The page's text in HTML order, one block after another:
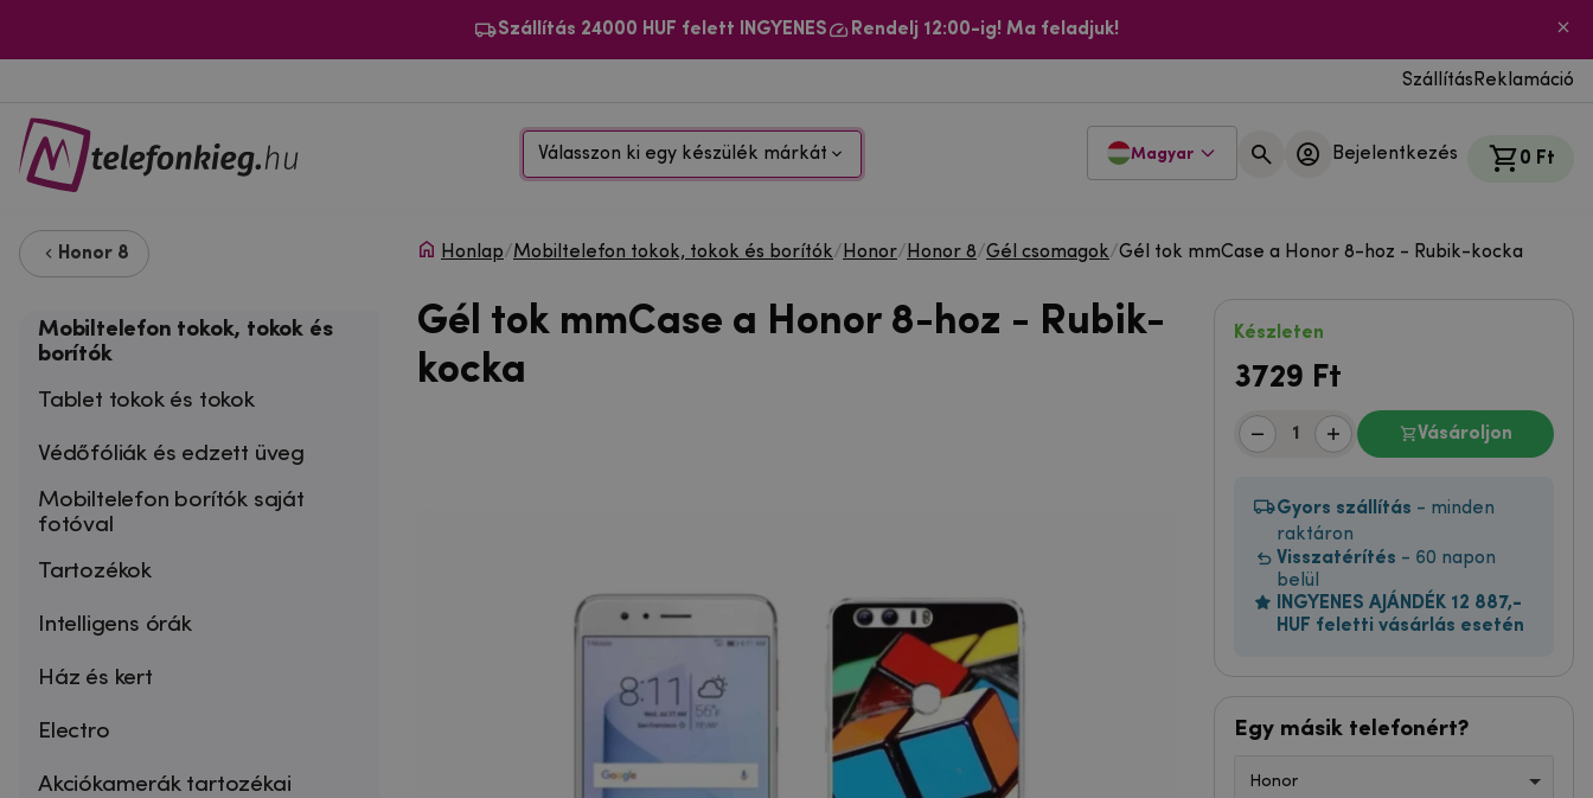
Szállítás 24000 HUF felett INGYENES Rendelj 12:00-ig! Ma feladjuk!
Szállítás Reklamáció
Válasszon ki egy készülék márkát Magyar Bejelentkezés 0 Ft
Honor 8
Mobiltelefon tokok, tokok és
borítók
Tablet tokok és tokok
Védőfóliák és edzett üveg
Mobiltelefon borítók saját
fotóval
Tartozékok
Intelligens órák
Ház és kert
Electro
Akciókamerák tartozékai
Honlap/Mobiltelefon tokok, tokok és borítók/ Honor/ Honor 8/Gél csomagok/Gél tok mmCase a Honor 8-hoz - Rubik-kocka
Gél tok mmCase a Honor 8-hoz - Rubik-
kocka
Készleten
3729 Ft
Vásároljon
Gyors szállítás - minden
raktáron
Visszatérítés - 60 napon
belül
INGYENES AJÁNDÉK 12 887,-
HUF feletti vásárlás esetén
Egy másik telefonért?
Honor